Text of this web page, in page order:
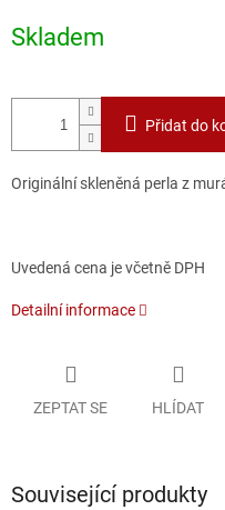
cena:
Skladem
Přidat do
Originální skleněná perla z
Uvedená cena je včetně DPH
Detailní informace
ZEPTAT SE HLÍDAT
Související produkty